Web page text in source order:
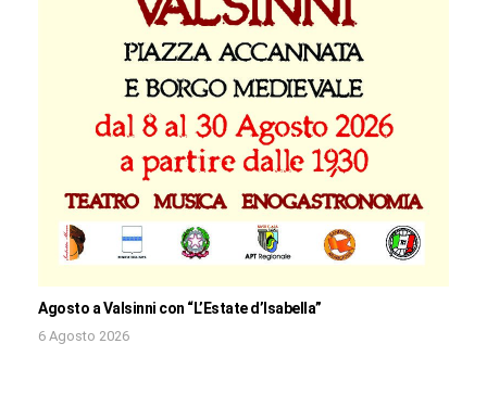
Agosto a Valsinni con “L’Estate d’Isabella”
6 Agosto 2026